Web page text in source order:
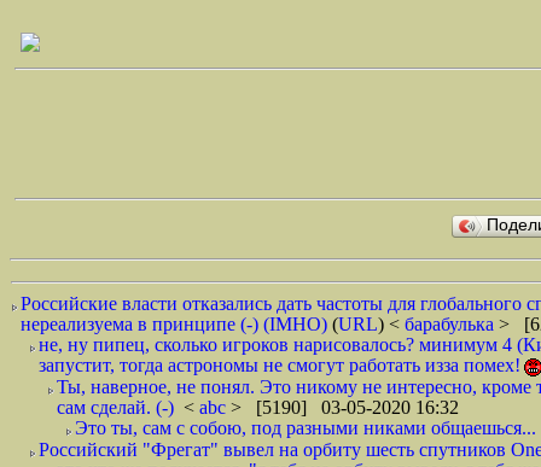
Российские власти отказались дать частоты для
нереализуема в принципе (-) (IMHO) (URL) < барабулька >
не, ну пипец, сколько игроков нарисовалось? минимум
запустит, тогда астрономы не смогут работать изза помех!
Ты, наверное, не понял. Это никому не интересно, кроме
сам сделай. (-) < abc > [5190] 03-05-2020 16:32
Это ты, сам с собою, под разными никами общаешься...
Российский "Фрегат" вывел на орбиту шесть спутников